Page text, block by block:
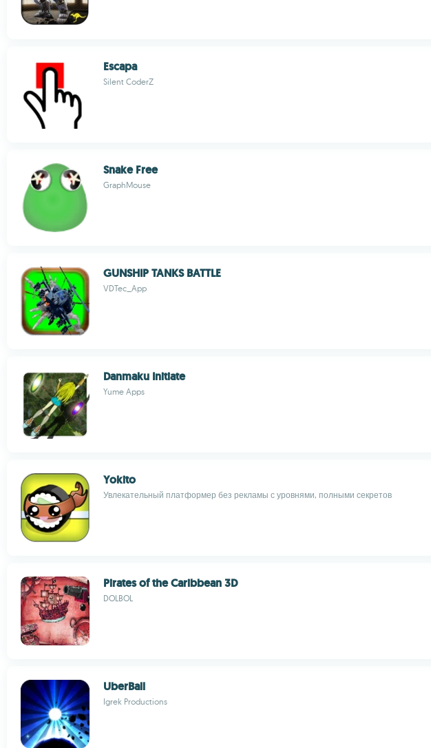
Escapa
Silent CoderZ
Snake Free
GraphMouse
GUNSHIP TANKS BATTLE
VDTec_App
Danmaku Initiate
Yume Apps
Yokito
Увлекательный платформер без рекламы с уровнями, полными секретов
Pirates of the Caribbean 3D
DOLBOL
UberBall
Igrek Productions